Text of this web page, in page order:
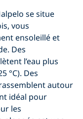
se situe
vous
ensoleillé et
Des
l’eau plus
°C). Des
autour
idéal pour
les